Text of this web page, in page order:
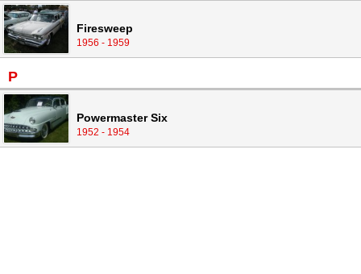
Firesweep
1956 - 1959
P
Powermaster Six
1952 - 1954